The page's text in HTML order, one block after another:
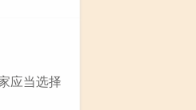
应当选择